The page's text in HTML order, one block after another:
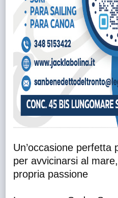
Un’occasione perfetta
per avvicinarsi al
propria passione